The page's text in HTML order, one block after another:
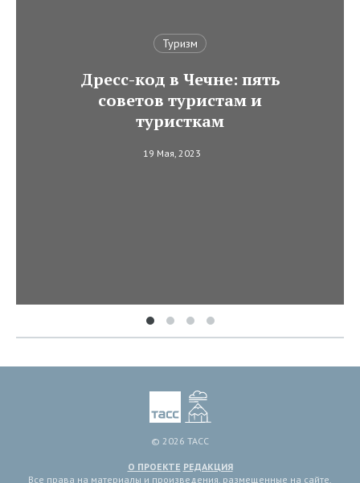
Туризм
Дресс-код в Чечне: пять
советов туристам и
туристкам
19 Мая, 2023
© 2026 ТАСС
О ПРОЕКТЕ РЕДАКЦИЯ
Все права на материалы и произведения, размещенные на сайте,